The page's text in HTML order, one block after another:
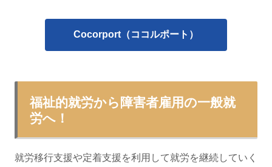
Cocorport（ココルポート）
福祉的就労から障害者雇用の一般就
労へ！
就労移行支援や定着支援を利用して就労を継続していく